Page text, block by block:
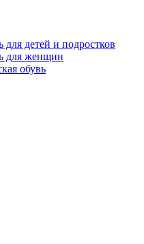
для детей и подростков
для женщин
обувь